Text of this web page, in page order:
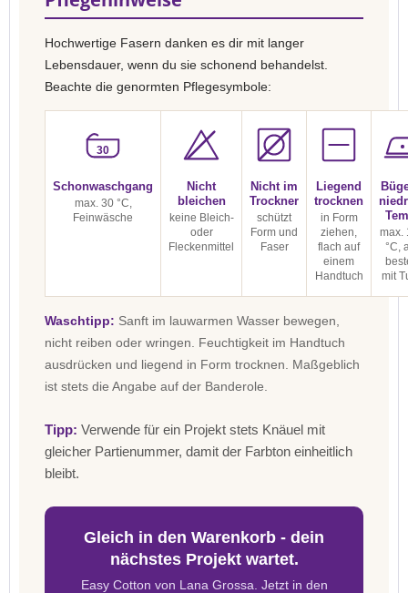
Hochwertige Fasern danken es dir mit langer
Lebensdauer, wenn du sie schonend behandelst.
Beachte die genormten Pflegesymbole:
30
Schonwaschgang
max. 30 °C,
Feinwäsche
Nicht
bleichen
keine Bleich-
oder
Fleckenmittel
Nicht im
Trockner
schützt
Form und
Faser
Liegend
trocknen
in Form
ziehen,
flach auf
einem
Handtuch
max.
°C,
mit
Waschtipp: Sanft im lauwarmen Wasser bewegen,
nicht reiben oder wringen. Feuchtigkeit im Handtuch
ausdrücken und liegend in Form trocknen. Maßgeblich
ist stets die Angabe auf der Banderole.
Tipp: Verwende für ein Projekt stets Knäuel mit
gleicher Partienummer, damit der Farbton einheitlich
bleibt.
Gleich in den Warenkorb - dein
nächstes Projekt wartet.
Easy Cotton von Lana Grossa. Jetzt in den